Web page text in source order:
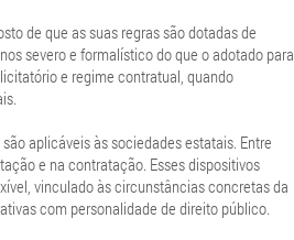
de que as suas regras são dotadas de
severo e formalístico do que o adotado para
e regime contratual, quando
aplicáveis às sociedades estatais. Entre
e na contratação. Esses dispositivos
vinculado às circunstâncias concretas da
com personalidade de direito público.